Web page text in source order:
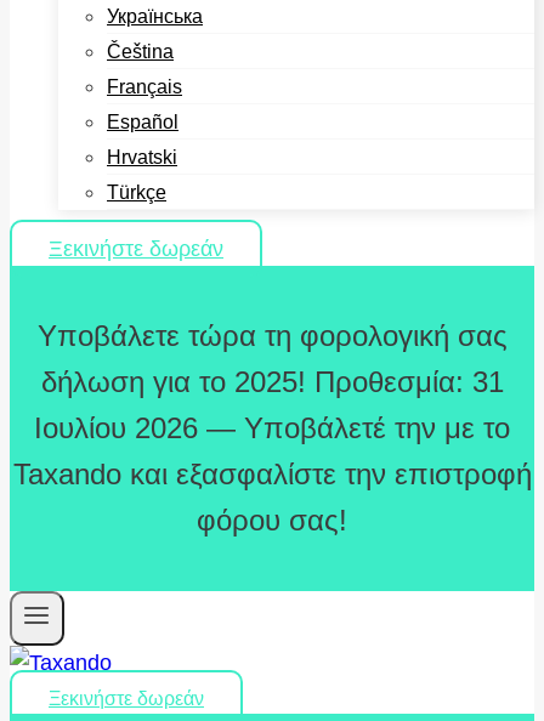
Українська
Čeština
Français
Español
Hrvatski
Türkçe
Ξεκινήστε δωρεάν
Υποβάλετε τώρα τη φορολογική σας
δήλωση για το 2025! Προθεσμία: 31
Ιουλίου 2026 — Υποβάλετέ την με το
Taxando και εξασφαλίστε την επιστροφή
φόρου σας!
Ξεκινήστε δωρεάν